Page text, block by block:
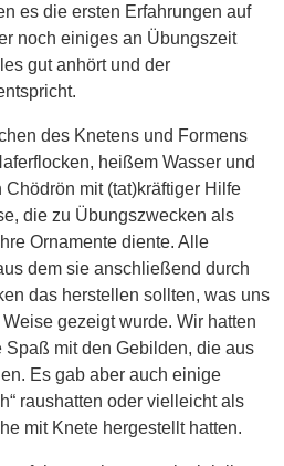
es die ersten Erfahrungen auf
noch einiges an Übungszeit
gut anhört und der
des Knetens und Formens
heißem Wasser und
mit (tat)kräftiger Hilfe
die zu Übungszwecken als
Ornamente diente. Alle
dem sie anschließend durch
das herstellen sollten, was uns
Weise gezeigt wurde. Wir hatten
mit den Gebilden, die aus
Es gab aber auch einige
raushatten oder vielleicht als
mit Knete hergestellt hatten.